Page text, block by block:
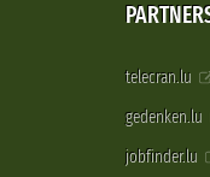
telecran.lu
gedenken.lu
jobfinder.lu